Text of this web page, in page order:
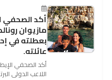
ملعب "كوزموس
أكد الصحفي
مازيوان
بعطلته في
عائلته.
اللاعب الدولي